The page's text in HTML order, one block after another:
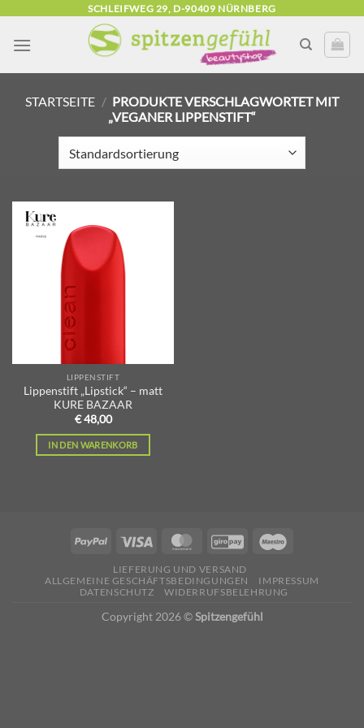
springen
SCHLEIFWEG 29, D-90409 NÜRNBERG
STARTSEITE / PRODUKTE VERSCHLAGWORTET MIT
„VEGANER LIPPENSTIFT“
Wunschliste
hinzufügen
LIPPENSTIFT
Lippenstift „Lipstick“ – matt
KURE BAZAAR
€ 48,00
IN DEN WARENKORB
LIEFERUNG UND VERSAND
ALLGEMEINE GESCHÄFTSBEDINGUNGEN
IMPRESSUM
DATENSCHUTZ
WIDERRUFSBELEHRUNG
Copyright 2026 ©Spitzengefühl